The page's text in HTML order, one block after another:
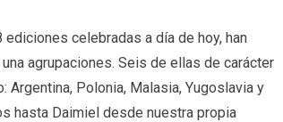
celebradas a día de hoy, han
agrupaciones. Seis de ellas de carácter
Polonia, Malasia, Yugoslavia y
hasta Daimiel desde nuestra propia